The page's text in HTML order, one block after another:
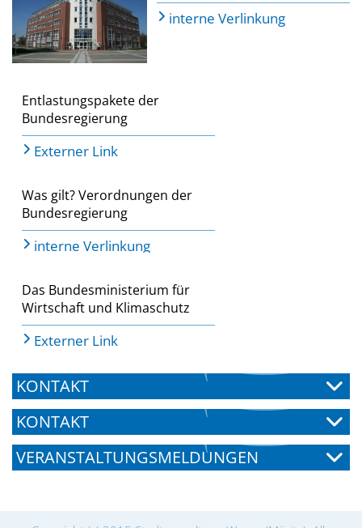
interne Verlinkung
Entlastungspakete der
Bundesregierung
Externer Link
Was gilt? Verordnungen der
Bundesregierung
interne Verlinkung
Das Bundesministerium für
Wirtschaft und Klimaschutz
Externer Link
KONTAKT
KONTAKT
VERANSTALTUNGSMELDUNGEN